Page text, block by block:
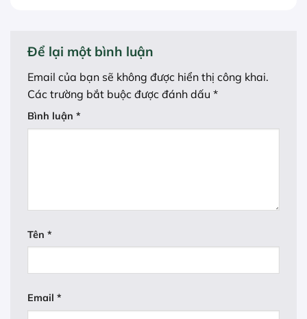
Để lại một bình luận
Email của bạn sẽ không được hiển thị công khai.
Các trường bắt buộc được đánh dấu *
Bình luận *
Tên *
Email *